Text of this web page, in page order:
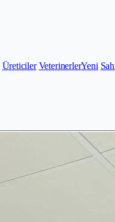
Üreticiler VeterinerlerYeni